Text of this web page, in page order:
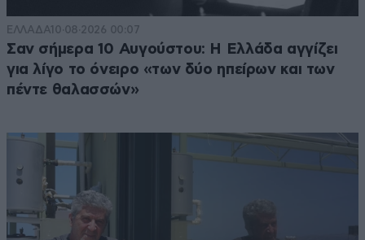
ΕΛΛΑΔΑ10·08·2026 00:07
Σαν σήμερα 10 Αυγούστου: Η Ελλάδα αγγίζει
για λίγο το όνειρο «των δύο ηπείρων και των
πέντε θαλασσών»